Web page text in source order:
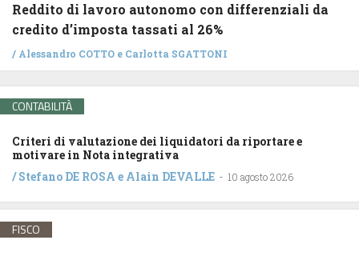
Reddito di lavoro autonomo con differenziali da
credito d’imposta tassati al 26%
/ Alessandro COTTO e Carlotta SGATTONI
CONTABILITÀ
Criteri di valutazione dei liquidatori da riportare e
motivare in Nota integrativa
/Stefano DE ROSA e Alain DEVALLE - 10 agosto 2026
FISCO